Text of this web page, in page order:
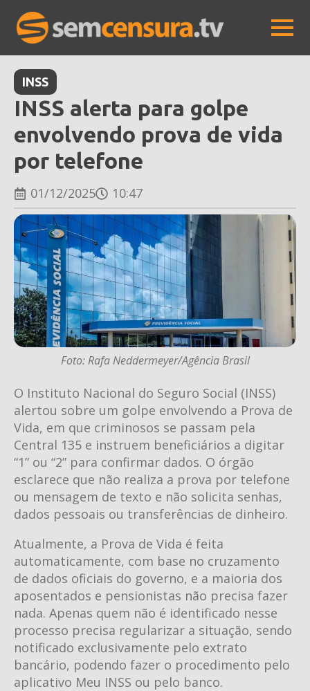
INSS
INSS alerta para golpe
envolvendo prova de vida
por telefone
01/12/2025 10:47
Foto: Rafa Neddermeyer/Agência Brasil
O Instituto Nacional do Seguro Social (INSS)
alertou sobre um golpe envolvendo a Prova de
Vida, em que criminosos se passam pela
Central 135 e instruem beneficiários a digitar
“1” ou “2” para confirmar dados. O órgão
esclarece que não realiza a prova por telefone
ou mensagem de texto e não solicita senhas,
dados pessoais ou transferências de dinheiro.
Atualmente, a Prova de Vida é feita
automaticamente, com base no cruzamento
de dados oficiais do governo, e a maioria dos
aposentados e pensionistas não precisa fazer
nada. Apenas quem não é identificado nesse
processo precisa regularizar a situação, sendo
notificado exclusivamente pelo extrato
bancário, podendo fazer o procedimento pelo
aplicativo Meu INSS ou pelo banco.